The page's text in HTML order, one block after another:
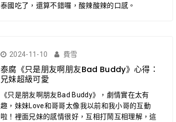
泰國吃了，還算不錯囉，酸辣酸辣的口感。
2024-11-10 費雪
泰腐《只是朋友啊朋友Bad Buddy》心得：
兄妹超級可愛
《只是朋友啊朋友Bad Buddy》，劇情實在太有
趣，妹妹Love和哥哥太像我以前和我小哥的互動
啦！裡面兄妹的感情很好，互相打鬧互相理解，這